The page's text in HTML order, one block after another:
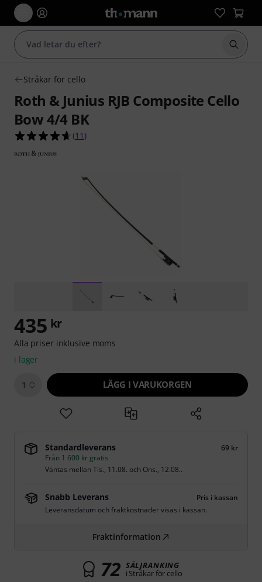
Börja
Stråkar för cello
Roth & Junius RJB Composite Cello
Bow 4/4 BK
4.6 av 5 stjärnor från 11 kundbetyg
(11 )
435 kr
Alla priser inklusive moms
i lager
1 LÄGG I VARUKORGEN
Standardleverans
69 kr
Från 1 600 kr gratis
Väntas mellanTis., 11.08. och Ons., 12.08..
Snabb Leverans
Pris i kassan
Leveransdatum och fraktkostnader visas i kassan.
Fraktinformation
72 SÄLJRANKING
i Stråkar för cello